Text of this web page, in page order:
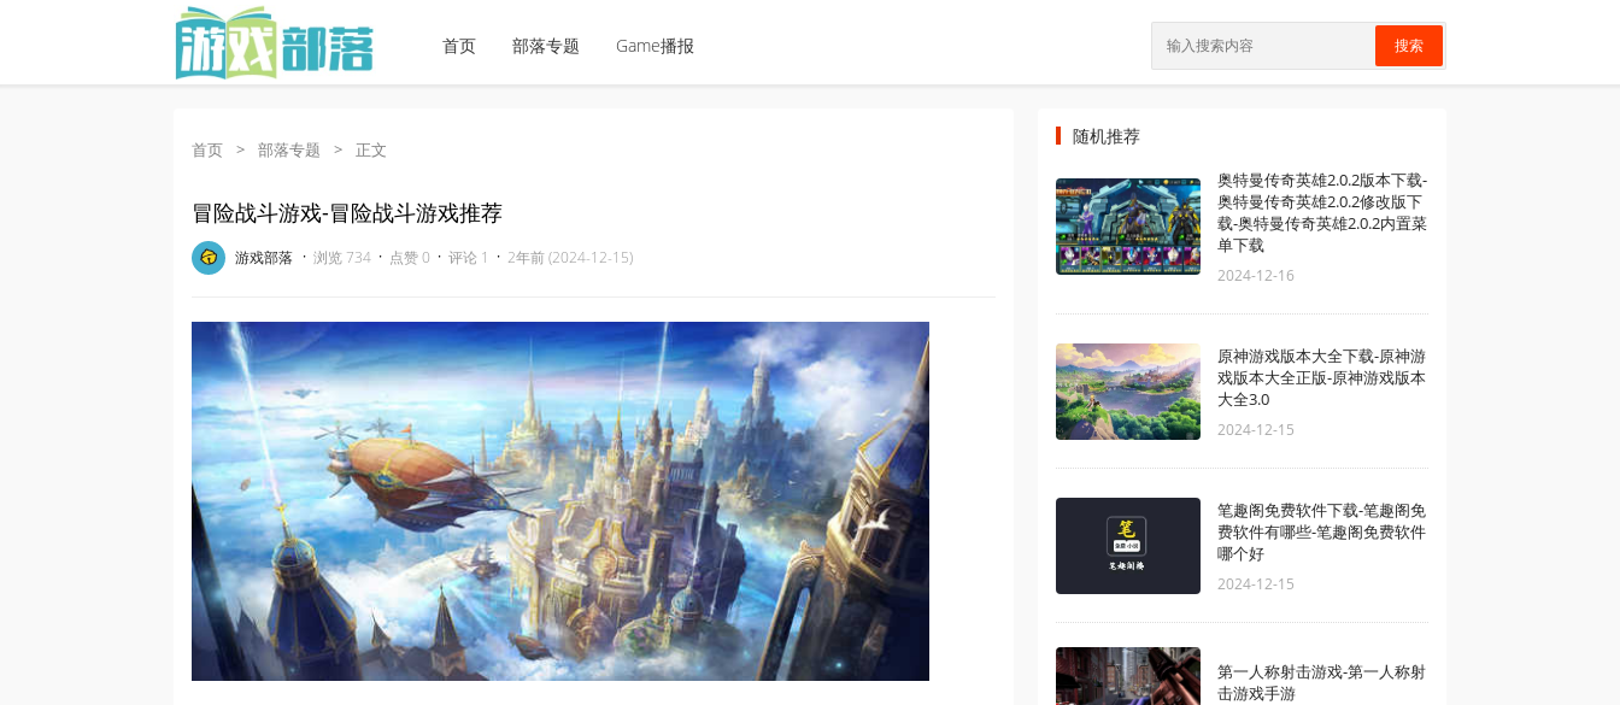
首页 部落专题 Game播报 搜索
首页 > 部落专题 > 正文
冒险战斗游戏-冒险战斗游戏推荐
游戏部落 · 浏览 734 · 点赞 0 · 评论 1 · 2年前 (2024-12-15)
随机推荐
奥特曼传奇英雄2.0.2版本下载-
奥特曼传奇英雄2.0.2修改版下
载-奥特曼传奇英雄2.0.2内置菜
单下载
2024-12-16
原神游戏版本大全下载-原神游
戏版本大全正版-原神游戏版本
大全3.0
2024-12-15
笔趣阁免费软件下载-笔趣阁免
费软件有哪些-笔趣阁免费软件
哪个好
2024-12-15
第一人称射击游戏-第一人称射
击游戏手游